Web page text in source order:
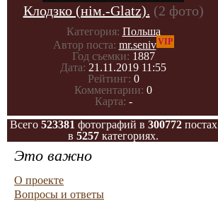
Клодзко (нім.-Glatz). (2 фото)
Категория: Польша
Автор поста: mr.senivVIP
Год съемки: 1887
Дата: 21.11.2019 11:55
Рейтинг: 0
Комментарии: 0
Карта: -
Всего 523381 фотографий в 300772постах
в 5257 категориях.
Это важно
О проекте
Вопросы и ответы